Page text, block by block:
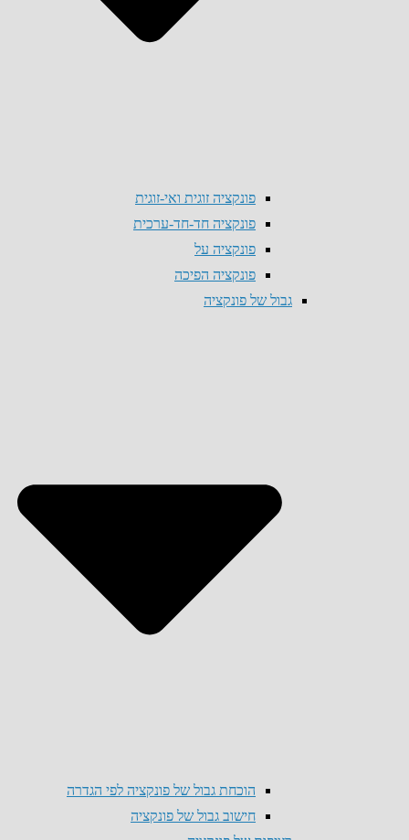
פונקציה זוגית ואי-זוגית
פונקציה חד-חד-ערכית
פונקציה על
פונקציה הפיכה
גבול של פונקציה
הוכחת גבול של פונקציה לפי הגדרה
חישוב גבול של פונקציה